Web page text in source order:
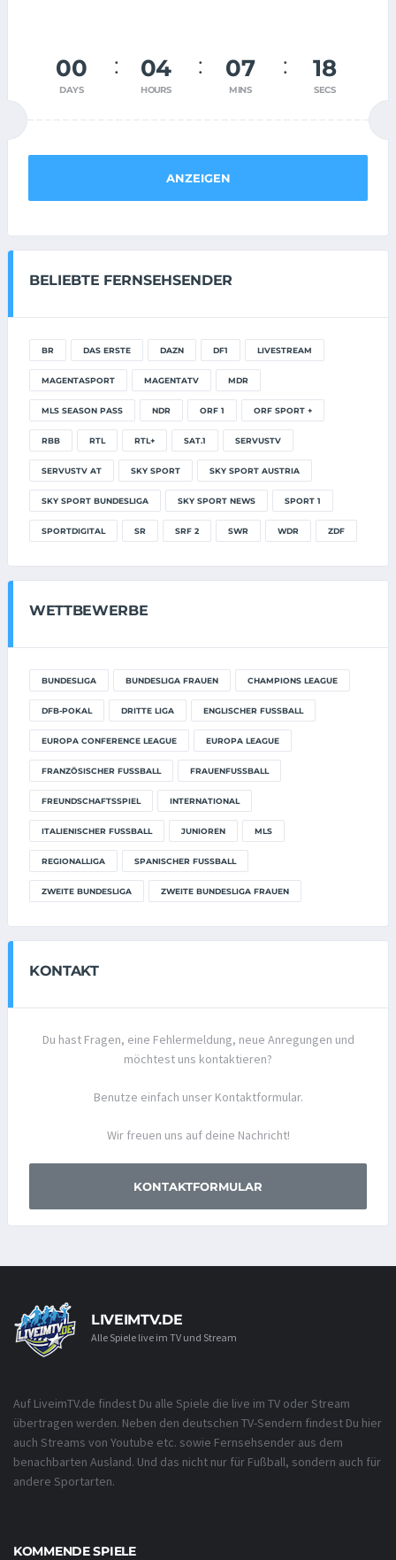
00
DAYS
04
HOURS
07
MINS
17
SECS
ANZEIGEN
BELIEBTE FERNSEHSENDER
BR DAS ERSTE DAZN DF1 LIVESTREAM
MAGENTASPORT MAGENTATV MDR
MLS SEASON PASS NDR ORF 1 ORF SPORT +
RBB RTL RTL+ SAT.1 SERVUSTV
SERVUSTV AT SKY SPORT SKY SPORT AUSTRIA
SKY SPORT BUNDESLIGA SKY SPORT NEWS SPORT 1
SPORTDIGITAL SR SRF 2 SWR WDR ZDF
WETTBEWERBE
BUNDESLIGA BUNDESLIGA FRAUEN CHAMPIONS LEAGUE
DFB-POKAL DRITTE LIGA ENGLISCHER FUSSBALL
EUROPA CONFERENCE LEAGUE EUROPA LEAGUE
FRANZÖSISCHER FUSSBALL FRAUENFUSSBALL
FREUNDSCHAFTSSPIEL INTERNATIONAL
ITALIENISCHER FUSSBALL JUNIOREN MLS
REGIONALLIGA SPANISCHER FUSSBALL
ZWEITE BUNDESLIGA ZWEITE BUNDESLIGA FRAUEN
KONTAKT
Du hast Fragen, eine Fehlermeldung, neue Anregungen und
möchtest uns kontaktieren?
Benutze einfach unser Kontaktformular.
Wir freuen uns auf deine Nachricht!
KONTAKTFORMULAR
LIVEIMTV.DE
Alle Spiele live im TV und Stream
Auf LiveimTV.de findest Du alle Spiele die live im TV oder Stream
übertragen werden. Neben den deutschen TV-Sendern findest Du hier
auch Streams von Youtube etc. sowie Fernsehsender aus dem
benachbarten Ausland. Und das nicht nur für Fußball, sondern auch für
andere Sportarten.
KOMMENDE SPIELE